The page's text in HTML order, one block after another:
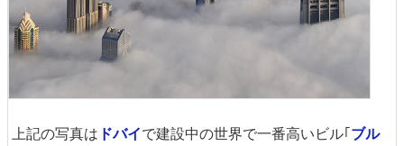
上記の写真は ドバイで建設中の世界で一番高いビル｢ブル